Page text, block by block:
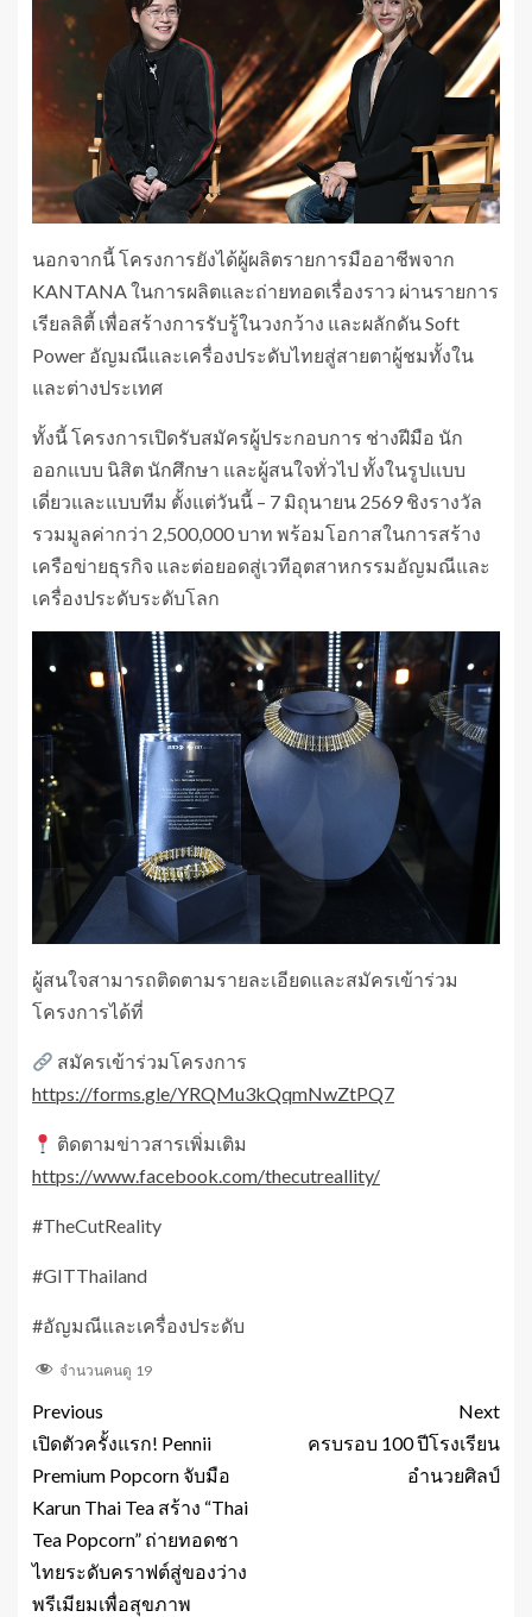
นอกจากนี้ โครงการยังได้ผู้ผลิตรายการมืออาชีพจาก
KANTANA ในการผลิตและถ่ายทอดเรื่องราว ผ่านรายการ
เรียลลิตี้ เพื่อสร้างการรับรู้ในวงกว้าง และผลักดัน Soft
Power อัญมณีและเครื่องประดับไทยสู่สายตาผู้ชมทั้งใน
และต่างประเทศ
ทั้งนี้ โครงการเปิดรับสมัครผู้ประกอบการ ช่างฝีมือ นัก
ออกแบบ นิสิต นักศึกษา และผู้สนใจทั่วไป ทั้งในรูปแบบ
เดี่ยวและแบบทีม ตั้งแต่วันนี้ – 7 มิถุนายน 2569 ชิงรางวัล
รวมมูลค่ากว่า 2,500,000 บาท พร้อมโอกาสในการสร้าง
เครือข่ายธุรกิจ และต่อยอดสู่เวทีอุตสาหกรรมอัญมณีและ
เครื่องประดับระดับโลก
ผู้สนใจสามารถติดตามรายละเอียดและสมัครเข้าร่วม
โครงการได้ที่
สมัครเข้าร่วมโครงการ
https://forms.gle/YRQMu3kQqmNwZtPQ7
ติดตามข่าวสารเพิ่มเติม
https://www.facebook.com/thecutreallity/
#TheCutReality
#GITThailand
#อัญมณีและเครื่องประดับ
จำนวนคนดู 19
Previous
เปิดตัวครั้งแรก! Pennii
Premium Popcorn จับมือ
Karun Thai Tea สร้าง “Thai
Tea Popcorn” ถ่ายทอดชา
ไทยระดับคราฟต์สู่ของว่าง
พรีเมียมเพื่อสุขภาพ
Next
ครบรอบ 100 ปีโรงเรียน
อำนวยศิลป์